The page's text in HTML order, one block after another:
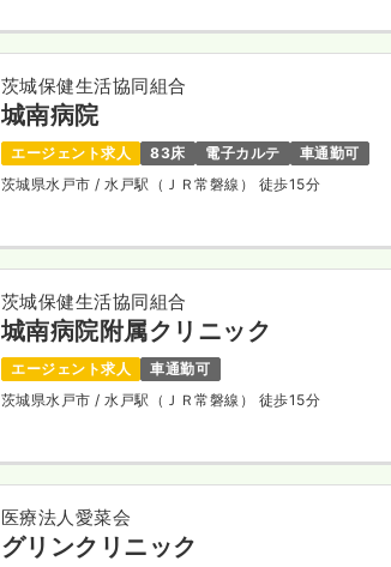
茨城保健生活協同組合
城南病院
エージェント求人 83床 電子カルテ
車通勤可
茨城県水戸市/ 水戸駅（ＪＲ常磐線） 徒歩15分
茨城保健生活協同組合
城南病院附属クリニック
エージェント求人
車通勤可
茨城県水戸市/ 水戸駅（ＪＲ常磐線） 徒歩15分
医療法人愛菜会
グリンクリニック